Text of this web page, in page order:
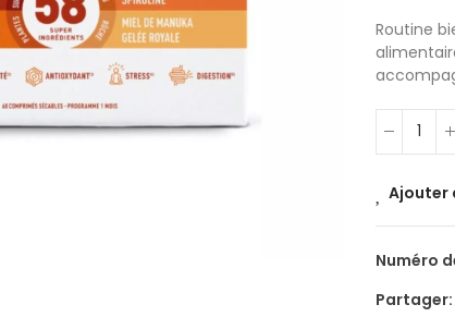
Routine
Ajouter
Numéro